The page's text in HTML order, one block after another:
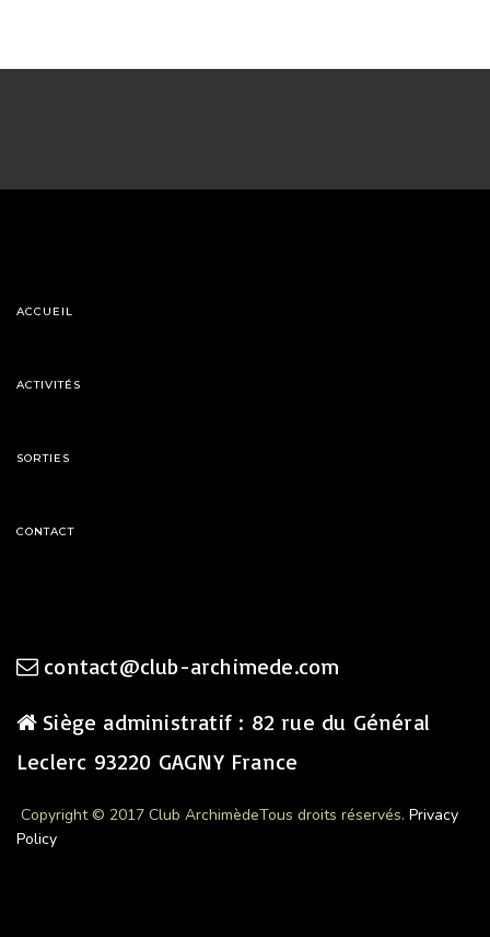
ACCUEIL
ACTIVITÉS
SORTIES
CONTACT
contact@club-archimede.com
Siège administratif : 82 rue du Général
Leclerc 93220 GAGNY France
Copyright © 2017 Club ArchimèdeTous droits réservés. Privacy
Policy